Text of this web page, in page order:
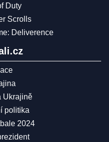
Duty
Scrolls
Deliverence
Ukrajině
politika
2024